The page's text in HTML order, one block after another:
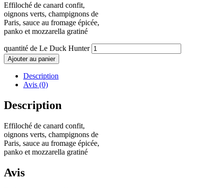
Effiloché de canard confit,
oignons verts, champignons de
Paris, sauce au fromage épicée,
panko et mozzarella gratiné
quantité de Le Duck Hunter
Ajouter au panier
Description
Avis (0)
Description
Effiloché de canard confit,
oignons verts, champignons de
Paris, sauce au fromage épicée,
panko et mozzarella gratiné
Avis